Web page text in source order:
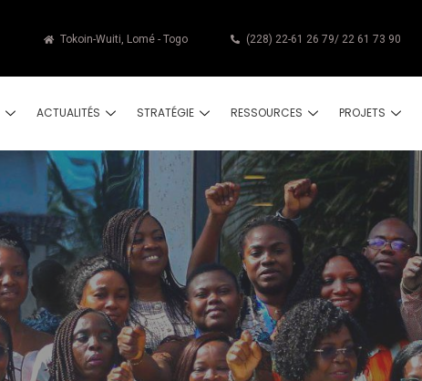
Tokoin-Wuiti, Lomé - Togo (228) 22-61 26 79/ 22 61 73 90
ACTUALITÉS STRATÉGIE RESSOURCES PROJETS